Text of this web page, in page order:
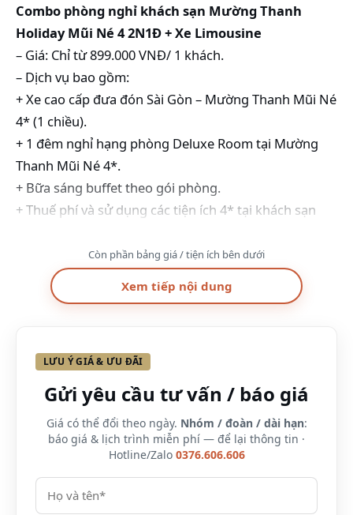
Combo phòng nghỉ khách sạn Mường Thanh
Holiday Mũi Né 4 2N1Đ + Xe Limousine
– Giá: Chỉ từ 899.000 VNĐ/ 1 khách.
– Dịch vụ bao gồm:
+ Xe cao cấp đưa đón Sài Gòn – Mường Thanh Mũi Né
4* (1 chiều).
+ 1 đêm nghỉ hạng phòng Deluxe Room tại Mường
Thanh Mũi Né 4*.
+ Bữa sáng buffet theo gói phòng.
+ Thuế phí và sử dụng các tiện ích 4* tại khách sạn
Combo phòng nghỉ khách sạn Mường Thanh
Holiday Mũi Né 4 sao 3N2Đ + Xe Limousine
– Giá: Chỉ từ 1.599.000 VNĐ/ 1 khách.
4* (1 chiều).
+ 2 đêm nghỉ hạng phòng Deluxe Room tại Mường
Thanh Mũi Né 4*.
+ Bữa sáng buffet theo gói phòng.
+ Thuế phí và sử dụng các tiện ích 4* tại khách sạn
như: bể bơi, phòng tập gym,…
Giá combo phòng nghỉ khách sạn Mường Thanh
Còn phần bảng giá / tiện ích bên dưới
Xem tiếp nội dung
LƯU Ý GIÁ & ƯU ĐÃI
Gửi yêu cầu tư vấn / báo giá
Giá có thể đổi theo ngày. Nhóm / đoàn / dài hạn:
báo giá & lịch trình miễn phí — để lại thông tin ·
Hotline/Zalo 0376.606.606